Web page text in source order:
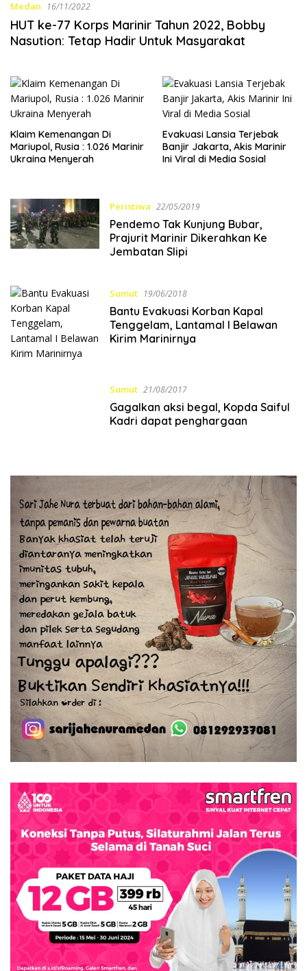
Medan 16/11/2022
HUT ke-77 Korps Marinir Tahun 2022, Bobby
Nasution: Tetap Hadir Untuk Masyarakat
Klaim Kemenangan Di
Mariupol, Rusia : 1.026 Marinir
Ukraina Menyerah
Evakuasi Lansia Terjebak
Banjir Jakarta, Akis Marinir
Ini Viral di Media Sosial
Peristiwa 22/05/2019
Pendemo Tak Kunjung Bubar,
Prajurit Marinir Dikerahkan Ke
Jembatan Slipi
Sumut 19/06/2018
Bantu Evakuasi Korban Kapal
Tenggelam, Lantamal I Belawan
Kirim Marinirnya
Sumut 21/08/2017
Gagalkan aksi begal, Kopda Saiful
Kadri dapat penghargaan